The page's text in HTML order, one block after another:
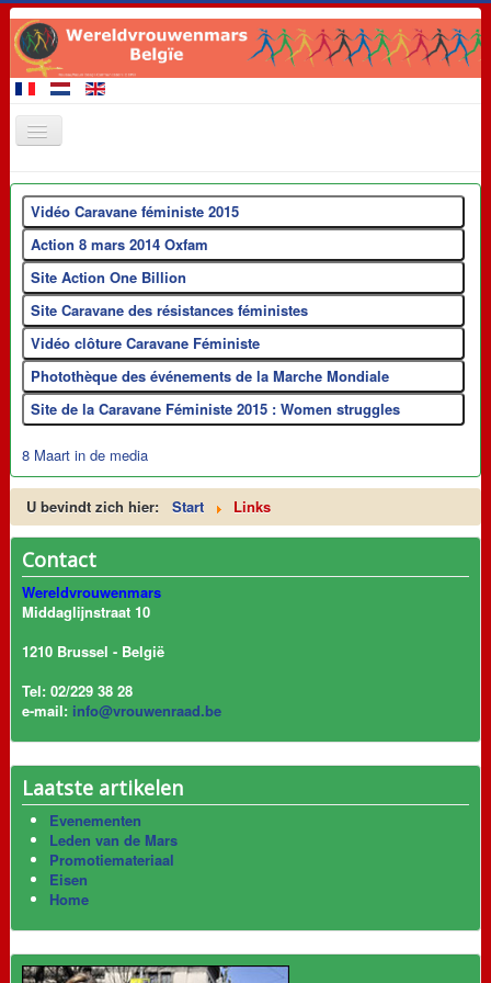
Startpagina
Leden van de Mars
Demonstratie 28 september 2017
Evenementen
Eisen
Promotiemateriaal
Contact
Links
Vidéo Caravane féministe 2015
Action 8 mars 2014 Oxfam
Site Action One Billion
Site Caravane des résistances féministes
Vidéo clôture Caravane Féministe
Photothèque des événements de la Marche Mondiale
Site de la Caravane Féministe 2015 : Women struggles
8 Maart in de media
U bevindt zich hier: Start Links
Contact
Wereldvrouwenmars
Middaglijnstraat 10
1210 Brussel - België
Tel: 02/229 38 28
e-mail: info@vrouwenraad.be
Laatste artikelen
Evenementen
Leden van de Mars
Promotiemateriaal
Eisen
Home